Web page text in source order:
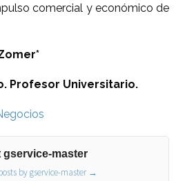
comercial y económico de
Profesor Universitario.
gservice-master
by gservice-master →